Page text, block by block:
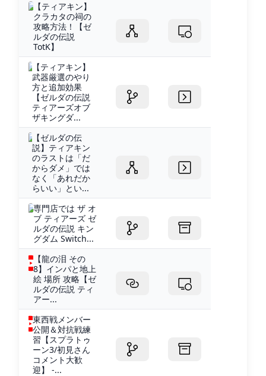
【ティアキン】
クラカタの祠の
攻略方法！【ゼ
ルダの伝説
TotK】
【ティアキン】
武器厳選のやり
方と追加効果
【ゼルダの伝説
ティアーズオブ
ザキングダ...
【ゼルダの伝
説】ティアキン
のラストは「だ
からダメ」では
なく「あれだか
らいい」とい...
専門店では ザ オ
ブ ティアーズ ゼ
ルダの伝説 キン
グダム Switch...
【龍の泪 その
8】インパと地上
絵 場所 攻略【ゼ
ルダの伝説 ティ
アー...
東西戦メンバー
公開＆対抗戦練
習【スプラトゥ
ーン3/初見さん
コメント大歓
迎】 -...